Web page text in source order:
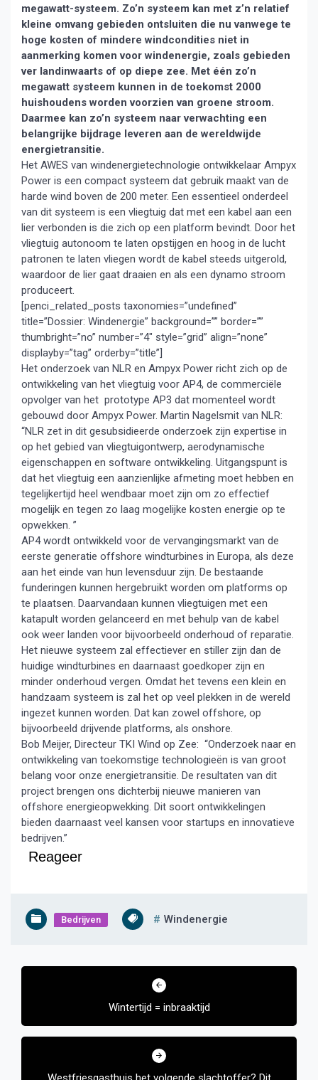
megawatt-systeem. Zo’n systeem kan met z’n relatief
kleine omvang gebieden ontsluiten die nu vanwege te
hoge kosten of mindere windcondities niet in
aanmerking komen voor windenergie, zoals gebieden
ver landinwaarts of op diepe zee. Met één zo’n
megawatt systeem kunnen in de toekomst 2000
huishoudens worden voorzien van groene stroom.
Daarmee kan zo’n systeem naar verwachting een
belangrijke bijdrage leveren aan de wereldwijde
energietransitie.
Het AWES van windenergietechnologie ontwikkelaar Ampyx
Power is een compact systeem dat gebruik maakt van de
harde wind boven de 200 meter. Een essentieel onderdeel
van dit systeem is een vliegtuig dat met een kabel aan een
lier verbonden is die zich op een platform bevindt. Door het
vliegtuig autonoom te laten opstijgen en hoog in de lucht
patronen te laten vliegen wordt de kabel steeds uitgerold,
waardoor de lier gaat draaien en als een dynamo stroom
produceert.
[penci_related_posts taxonomies=”undefined”
title=”Dossier: Windenergie” background=”” border=””
thumbright=”no” number=”4″ style=”grid” align=”none”
displayby=”tag” orderby=”title”]
Het onderzoek van NLR en Ampyx Power richt zich op de
ontwikkeling van het vliegtuig voor AP4, de commerciële
opvolger van het prototype AP3 dat momenteel wordt
gebouwd door Ampyx Power. Martin Nagelsmit van NLR:
“NLR zet in dit gesubsidieerde onderzoek zijn expertise in
op het gebied van vliegtuigontwerp, aerodynamische
eigenschappen en software ontwikkeling. Uitgangspunt is
dat het vliegtuig een aanzienlijke afmeting moet hebben en
tegelijkertijd heel wendbaar moet zijn om zo effectief
mogelijk en tegen zo laag mogelijke kosten energie op te
opwekken. ”
AP4 wordt ontwikkeld voor de vervangingsmarkt van de
eerste generatie offshore windturbines in Europa, als deze
aan het einde van hun levensduur zijn. De bestaande
funderingen kunnen hergebruikt worden om platforms op
te plaatsen. Daarvandaan kunnen vliegtuigen met een
katapult worden gelanceerd en met behulp van de kabel
ook weer landen voor bijvoorbeeld onderhoud of reparatie.
Het nieuwe systeem zal effectiever en stiller zijn dan de
huidige windturbines en daarnaast goedkoper zijn en
minder onderhoud vergen. Omdat het tevens een klein en
handzaam systeem is zal het op veel plekken in de wereld
ingezet kunnen worden. Dat kan zowel offshore, op
bijvoorbeeld drijvende platforms, als onshore.
Bob Meijer, Directeur TKI Wind op Zee: “Onderzoek naar en
ontwikkeling van toekomstige technologieën is van groot
belang voor onze energietransitie. De resultaten van dit
project brengen ons dichterbij nieuwe manieren van
offshore energieopwekking. Dit soort ontwikkelingen
bieden daarnaast veel kansen voor startups en innovatieve
bedrijven.”
Reageer
Bedrijven Windenergie
Bericht
Wintertijd = inbraaktijd